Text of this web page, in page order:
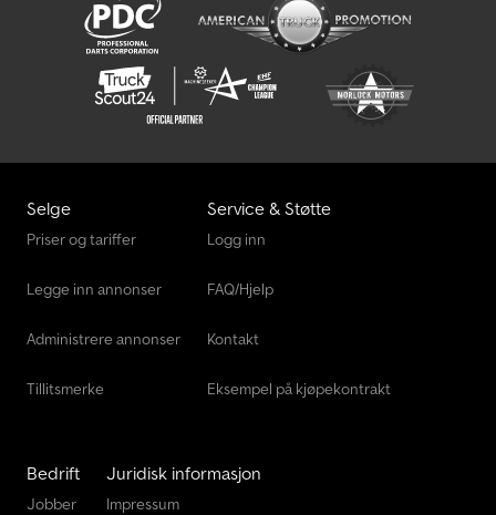
Selge
Priser og tariffer
Legge inn annonser
Administrere annonser
Tillitsmerke
Service & Støtte
Logg inn
FAQ/Hjelp
Kontakt
Eksempel på kjøpekontrakt
Bedrift
Jobber
Juridisk informasjon
Impressum